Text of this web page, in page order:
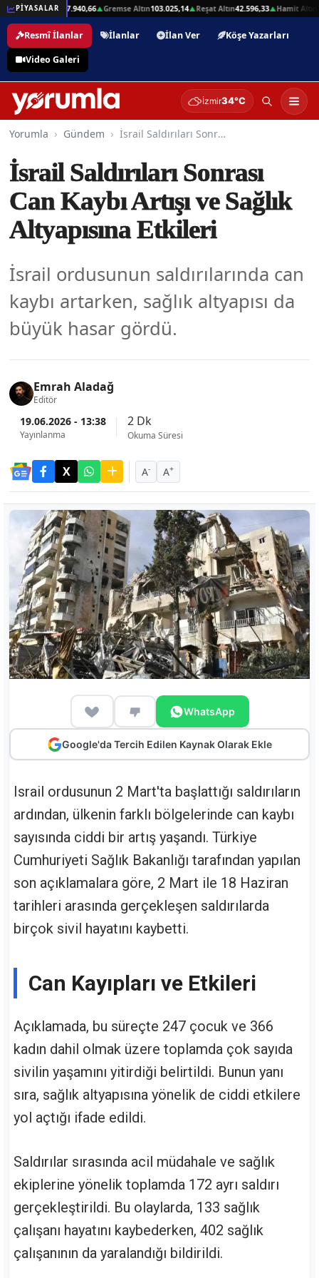
PİYASALAR
▲Beşli Altın207.940,66▲Gremse Altın103.025,14▲Reşat Altın42.596,33▲Hamit Altın
Resmî İlanlar İlanlar İlan Ver
Köşe Yazarları
Video Galeri
İzmir34°C
Yorumla Gündem İsrail Saldırıları Sonrası Can Kaybı Artışı ve Sağlık Altyapısına Etkileri
İsrail Saldırıları Sonrası
Can Kaybı Artışı ve Sağlık
Altyapısına Etkileri
İsrail ordusunun saldırılarında can
kaybı artarken, sağlık altyapısı da
büyük hasar gördü.
Emrah Aladağ
Editör
19.06.2026 - 13:38
Yayınlanma
2 Dk
Okuma Süresi
A- A+
WhatsApp
Google'da Tercih Edilen Kaynak Olarak Ekle
Israil ordusunun 2 Mart'ta başlattığı saldırıların
ardından, ülkenin farklı bölgelerinde can kaybı
sayısında ciddi bir artış yaşandı. Türkiye
Cumhuriyeti Sağlık Bakanlığı tarafından yapılan
son açıklamalara göre, 2 Mart ile 18 Haziran
tarihleri arasında gerçekleşen saldırılarda
birçok sivil hayatını kaybetti.
Can Kayıpları ve Etkileri
Açıklamada, bu süreçte 247 çocuk ve 366
kadın dahil olmak üzere toplamda çok sayıda
sivilin yaşamını yitirdiği belirtildi. Bunun yanı
sıra, sağlık altyapısına yönelik de ciddi etkilere
yol açtığı ifade edildi.
Saldırılar sırasında acil müdahale ve sağlık
ekiplerine yönelik toplamda 172 ayrı saldırı
gerçekleştirildi. Bu olaylarda, 133 sağlık
çalışanı hayatını kaybederken, 402 sağlık
çalışanının da yaralandığı bildirildi.